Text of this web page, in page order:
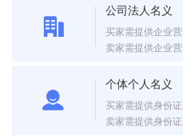
公司法人名义
买家需提供企业营
卖家需提供企业
个体个人名义
买家需提供身份证
卖家需提供身份证